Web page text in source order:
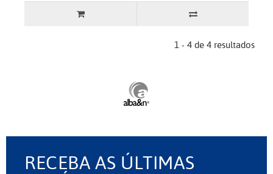
1 - 4 de 4 resultados
RECEBA AS ÚLTIMAS